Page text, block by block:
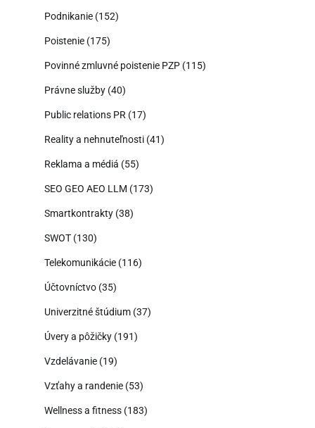
Podnikanie (152)
Poistenie (175)
Povinné zmluvné poistenie PZP (115)
Právne služby (40)
Public relations PR (17)
Reality a nehnuteľnosti (41)
Reklama a médiá (55)
SEO GEO AEO LLM (173)
Smartkontrakty (38)
SWOT (130)
Telekomunikácie (116)
Účtovníctvo (35)
Univerzitné štúdium (37)
Úvery a pôžičky (191)
Vzdelávanie (19)
Vzťahy a randenie (53)
Wellness a fitness (183)